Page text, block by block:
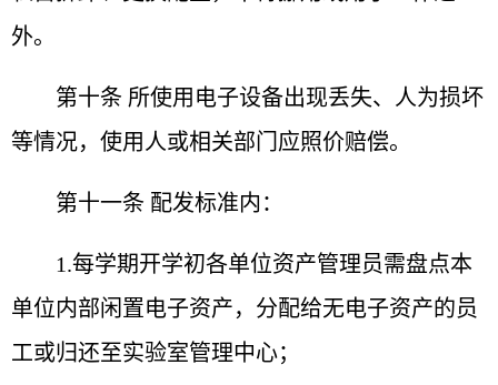
外。
第十条 所使用电子设备出现丢失、人为损坏
等情况， 使用人或相关部门应照价赔偿。
第十一条 配发标准内：
1.每学期开学初各单位资产管理员需盘点本
单位内部闲置电子资产，分配给无电子资产的员
工或归还至实验室管理中心；